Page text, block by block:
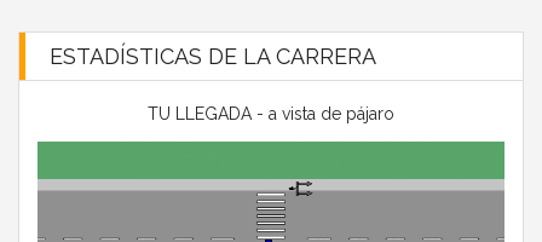
ESTADÍSTICAS DE LA CARRERA
TU LLEGADA - a vista de pájaro